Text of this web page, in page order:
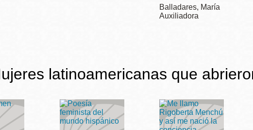
Balladares, María
Auxiliadora
latinoamericanas que